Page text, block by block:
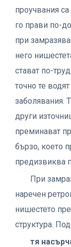
проучвания
го прави по-
при
него
стават по-
точно те
заболявания.
други
преминават
бързо, което
предизвиква
При
наречен
нишестето
структура.
тя